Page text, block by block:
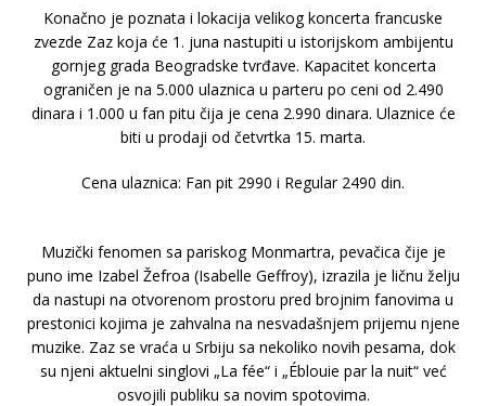
Konačno je poznata i lokacija velikog koncerta francuske
zvezde Zaz koja će 1. juna nastupiti u istorijskom ambijentu
gornjeg grada Beogradske tvrđave. Kapacitet koncerta
ograničen je na 5.000 ulaznica u parteru po ceni od 2.490
dinara i 1.000 u fan pitu čija je cena 2.990 dinara. Ulaznice će
biti u prodaji od četvrtka 15. marta.
Cena ulaznica: Fan pit 2990 i Regular 2490 din.
Muzički fenomen sa pariskog Monmartra, pevačica čije je
puno ime Izabel Žefroa (Isabelle Geffroy), izrazila je ličnu želju
da nastupi na otvorenom prostoru pred brojnim fanovima u
prestonici kojima je zahvalna na nesvadašnjem prijemu njene
muzike. Zaz se vraća u Srbiju sa nekoliko novih pesama, dok
su njeni aktuelni singlovi „La fée“ i „Éblouie par la nuit“ već
osvojili publiku sa novim spotovima.